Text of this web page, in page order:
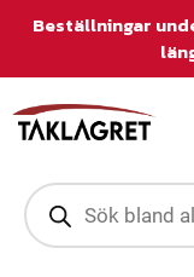
Beställningar
P
r
o